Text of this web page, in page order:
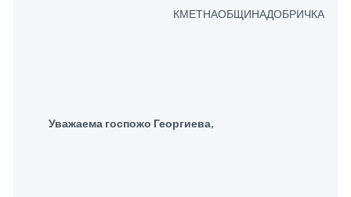
КМЕТНАОБЩИНАДОБРИЧКА
Уважаема госпожо Георгиева,